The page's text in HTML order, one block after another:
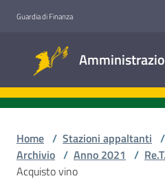
Guardia di Finanza
trasparente
Accesso
Home / Stazioni appaltanti /
Archivio / Anno 2021 /
Acquisto vino